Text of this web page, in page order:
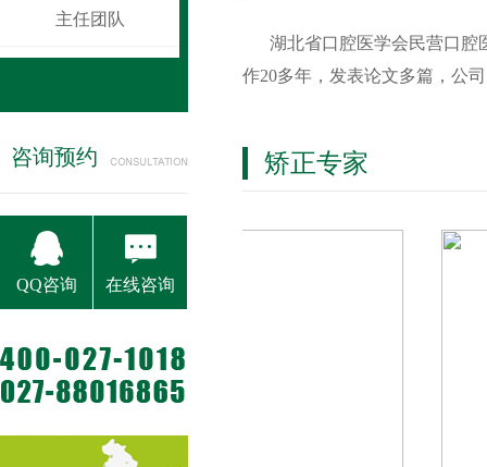
主任团队
咨询预约

QQ咨询

在线咨询
湖北省口腔医学会民营口腔
作20多年，发表论文多篇，公
矫正专家